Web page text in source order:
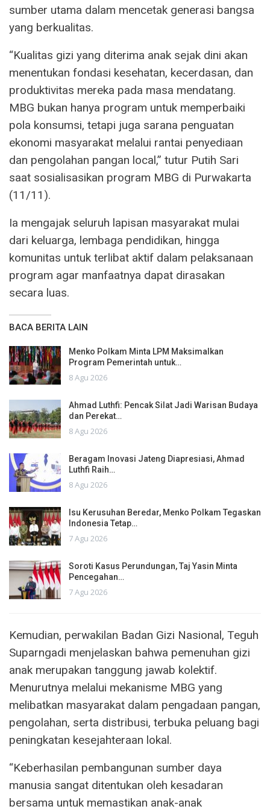
sumber utama dalam mencetak generasi bangsa
yang berkualitas.
“Kualitas gizi yang diterima anak sejak dini akan
menentukan fondasi kesehatan, kecerdasan, dan
produktivitas mereka pada masa mendatang.
MBG bukan hanya program untuk memperbaiki
pola konsumsi, tetapi juga sarana penguatan
ekonomi masyarakat melalui rantai penyediaan
dan pengolahan pangan local,” tutur Putih Sari
saat sosialisasikan program MBG di Purwakarta
(11/11).
Ia mengajak seluruh lapisan masyarakat mulai
dari keluarga, lembaga pendidikan, hingga
komunitas untuk terlibat aktif dalam pelaksanaan
program agar manfaatnya dapat dirasakan
secara luas.
BACA BERITA LAIN
Menko Polkam Minta LPM Maksimalkan
Program Pemerintah untuk…
8 Agu 2026
Ahmad Luthfi: Pencak Silat Jadi Warisan Budaya
dan Perekat…
8 Agu 2026
Beragam Inovasi Jateng Diapresiasi, Ahmad
Luthfi Raih…
8 Agu 2026
Isu Kerusuhan Beredar, Menko Polkam Tegaskan
Indonesia Tetap…
7 Agu 2026
Soroti Kasus Perundungan, Taj Yasin Minta
Pencegahan…
7 Agu 2026
Kemudian, perwakilan Badan Gizi Nasional, Teguh
Suparngadi menjelaskan bahwa pemenuhan gizi
anak merupakan tanggung jawab kolektif.
Menurutnya melalui mekanisme MBG yang
melibatkan masyarakat dalam pengadaan pangan,
pengolahan, serta distribusi, terbuka peluang bagi
peningkatan kesejahteraan lokal.
“Keberhasilan pembangunan sumber daya
manusia sangat ditentukan oleh kesadaran
bersama untuk memastikan anak-anak